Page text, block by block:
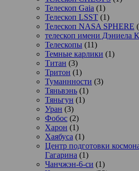
Телескоп Gaia (1)
Телескоп LSST (1)
Телескоп NASA SPHERE
телескоп имени Дэниела
Телескопы (11)
Темные карлики (1)
Титан (3)
Тритон (1)
Туманнности (3)
Тяньвэнь (1)
Тяньгун (1)
Уран (3)
Фобос (2)
Харон (1)
Хаябуса (1)
Центр подготовки
Гагарина (1)
Чанчжэн-6-си (1)